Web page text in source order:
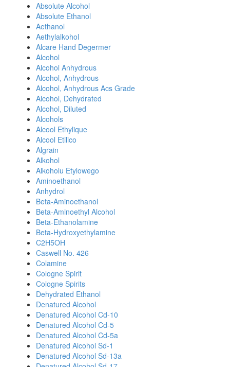
Absolute Alcohol
Absolute Ethanol
Aethanol
Aethylalkohol
Alcare Hand Degermer
Alcohol
Alcohol Anhydrous
Alcohol, Anhydrous
Alcohol, Anhydrous Acs Grade
Alcohol, Dehydrated
Alcohol, Diluted
Alcohols
Alcool Ethylique
Alcool Etilico
Algrain
Alkohol
Alkoholu Etylowego
Aminoethanol
Anhydrol
Beta-Aminoethanol
Beta-Aminoethyl Alcohol
Beta-Ethanolamine
Beta-Hydroxyethylamine
C2H5OH
Caswell No. 426
Colamine
Cologne Spirit
Cologne Spirits
Dehydrated Ethanol
Denatured Alcohol
Denatured Alcohol Cd-10
Denatured Alcohol Cd-5
Denatured Alcohol Cd-5a
Denatured Alcohol Sd-1
Denatured Alcohol Sd-13a